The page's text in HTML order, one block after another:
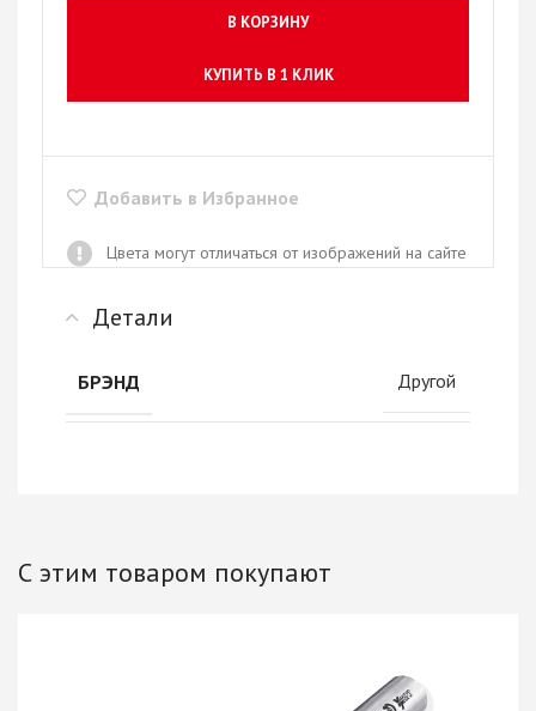
В КОРЗИНУ
КУПИТЬ В 1 КЛИК
Добавить в Избранное
Цвета могут отличаться от изображений на сайте
Детали
БРЭНД Другой
С этим товаром покупают